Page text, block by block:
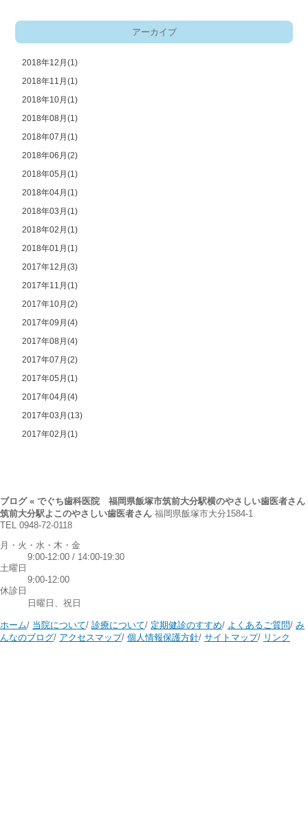
アーカイブ
2018年12月(1)
2018年11月(1)
2018年10月(1)
2018年08月(1)
2018年07月(1)
2018年06月(2)
2018年05月(1)
2018年04月(1)
2018年03月(1)
2018年02月(1)
2018年01月(1)
2017年12月(3)
2017年11月(1)
2017年10月(2)
2017年09月(4)
2017年08月(4)
2017年07月(2)
2017年05月(1)
2017年04月(4)
2017年03月(13)
2017年02月(1)
ブログ « でぐち歯科医院 福岡県飯塚市筑前大分駅横のやさしい歯医者さん
筑前大分駅よこのやさしい歯医者さん 福岡県飯塚市大分1584-1
TEL 0948-72-0118
月・火・水・木・金
9:00-12:00 / 14:00-19:30
土曜日
9:00-12:00
休診日
日曜日、祝日
ホーム/ 当院について/ 診療について/ 定期健診のすすめ/ よくあるご質問/ み
んなのブログ/ アクセスマップ/ 個人情報保護方針/ サイトマップ/ リンク